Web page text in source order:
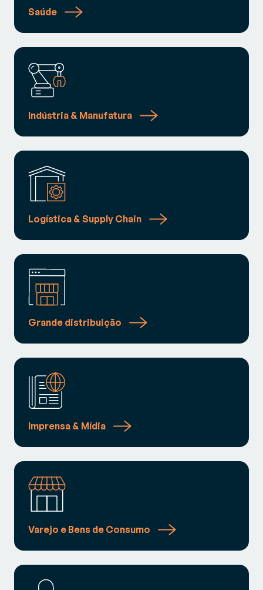
Saúde
Indústria & Manufatura
Logística & Supply Chain
Grande distribuição
Imprensa & Mídia
Varejo e Bens de Consumo